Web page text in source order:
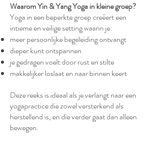
Waarom Yin & Yang Yoga in kleine groep?
Yoga in een beperkte groep creëert een
intieme en veilige setting waarin je:
meer persoonlijke begeleiding ontvangt
dieper kunt ontspannen
je gedragen voelt door rust en stilte
makkelijker loslaat en naar binnen keert
Deze reeks is ideaal als je verlangt naar een
yogapractice die zowel versterkend als
herstellend is, en die verder gaat dan alleen
bewegen.